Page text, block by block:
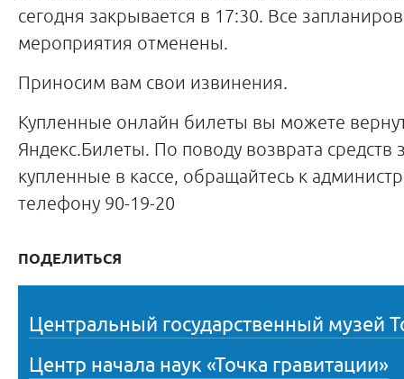
сегодня закрывается в 17:30. Все
мероприятия отменены.
Приносим вам свои извинения.
Купленные онлайн билеты вы можете
Яндекс.Билеты. По поводу возврата средств
купленные в кассе, обращайтесь к
телефону 90-19-20
ПОДЕЛИТЬСЯ
Центральный государственный музей
Центр начала наук «Точка гравитации»